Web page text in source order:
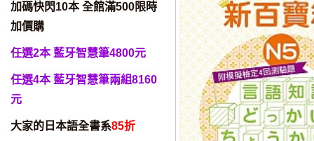
加碼快閃10本 全館滿500限時
加價購
任選2本 藍牙智慧筆4800元
任選4本 藍牙智慧筆兩組8160
元
大家的日本語全書系85折